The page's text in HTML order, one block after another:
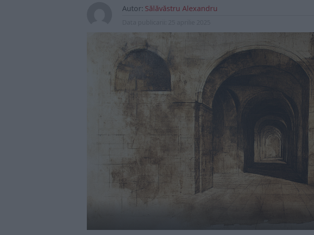
Autor: Sălăvăstru Alexandru